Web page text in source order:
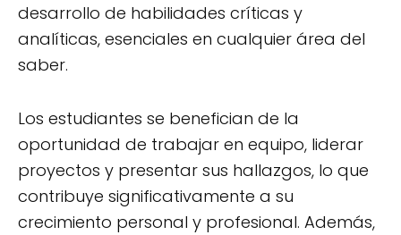
desarrollo de habilidades críticas y
analíticas, esenciales en cualquier área del
saber.
Los estudiantes se benefician de la
oportunidad de trabajar en equipo, liderar
proyectos y presentar sus hallazgos, lo que
contribuye significativamente a su
crecimiento personal y profesional. Además,